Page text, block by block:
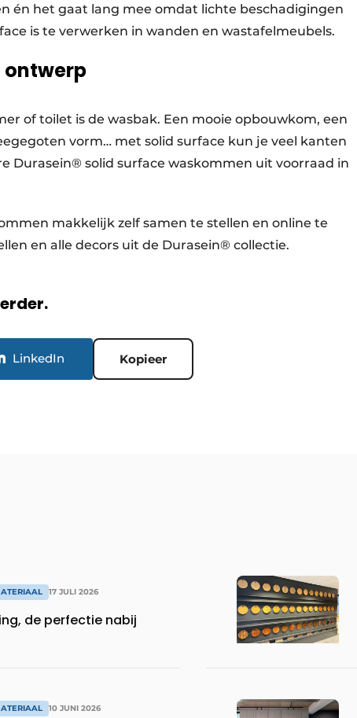
én het gaat lang mee omdat lichte beschadigingen
is te verwerken in wanden en wastafelmeubels.
ontwerp
of toilet is de wasbak. Een mooie opbouwkom, een
vorm… met solid surface kun je veel kanten
Durasein® solid surface waskommen uit voorraad in
makkelijk zelf samen te stellen en online te
en alle decors uit de Durasein® collectie.
LinkedIn Kopieer
17 JULI 2026
de perfectie nabij
10 JUNI 2026